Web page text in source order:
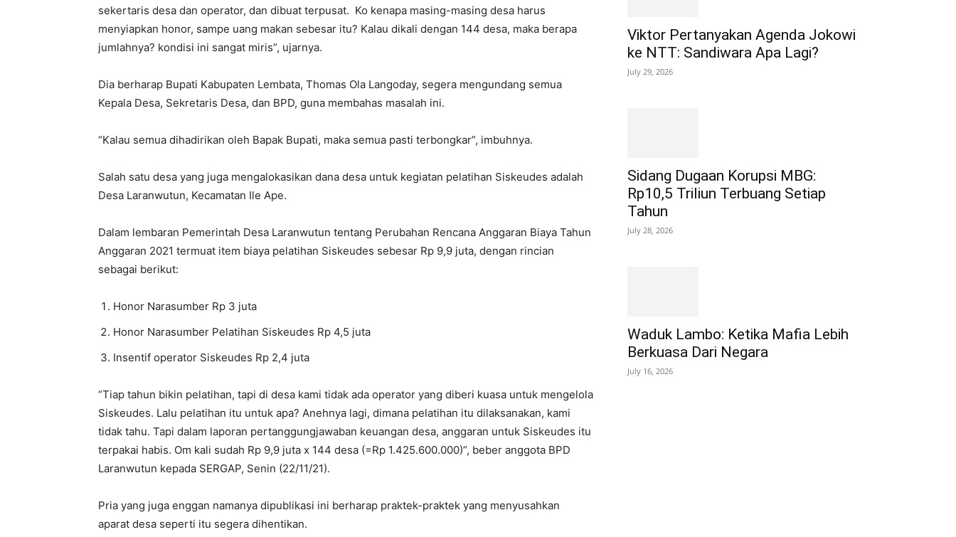
sekertaris desa dan operator, dan dibuat terpusat. Ko kenapa masing-masing desa harus
menyiapkan honor, sampe uang makan sebesar itu? Kalau dikali dengan 144 desa, maka berapa
jumlahnya? kondisi ini sangat miris”, ujarnya.
Dia berharap Bupati Kabupaten Lembata, Thomas Ola Langoday, segera mengundang semua
Kepala Desa, Sekretaris Desa, dan BPD, guna membahas masalah ini.
“Kalau semua dihadirikan oleh Bapak Bupati, maka semua pasti terbongkar”, imbuhnya.
Salah satu desa yang juga mengalokasikan dana desa untuk kegiatan pelatihan Siskeudes adalah
Desa Laranwutun, Kecamatan Ile Ape.
Dalam lembaran Pemerintah Desa Laranwutun tentang Perubahan Rencana Anggaran Biaya Tahun
Anggaran 2021 termuat item biaya pelatihan Siskeudes sebesar Rp 9,9 juta, dengan rincian
sebagai berikut:
Honor Narasumber Rp 3 juta
Honor Narasumber Pelatihan Siskeudes Rp 4,5 juta
Insentif operator Siskeudes Rp 2,4 juta
“Tiap tahun bikin pelatihan, tapi di desa kami tidak ada operator yang diberi kuasa untuk mengelola
Siskeudes. Lalu pelatihan itu untuk apa? Anehnya lagi, dimana pelatihan itu dilaksanakan, kami
tidak tahu. Tapi dalam laporan pertanggungjawaban keuangan desa, anggaran untuk Siskeudes itu
terpakai habis. Om kali sudah Rp 9,9 juta x 144 desa (=Rp 1.425.600.000)”, beber anggota BPD
Laranwutun kepada SERGAP, Senin (22/11/21).
Pria yang juga enggan namanya dipublikasi ini berharap praktek-praktek yang menyusahkan
aparat desa seperti itu segera dihentikan.
Viktor Pertanyakan Agenda Jokowi
ke NTT: Sandiwara Apa Lagi?
July 29, 2026
Sidang Dugaan Korupsi MBG:
Rp10,5 Triliun Terbuang Setiap
Tahun
July 28, 2026
Waduk Lambo: Ketika Mafia Lebih
Berkuasa Dari Negara
July 16, 2026